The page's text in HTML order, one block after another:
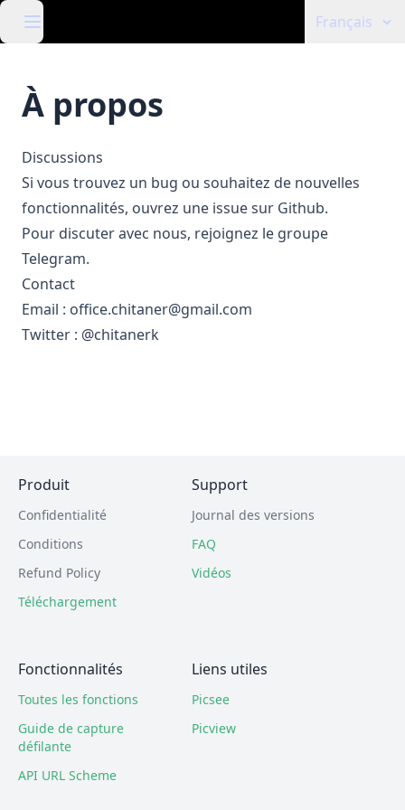
Français
À propos
Discussions
Si vous trouvez un bug ou souhaitez de nouvelles
fonctionnalités, ouvrez une issuesur Github.
Pour discuter avec nous, rejoignez le groupe
Telegram.
Contact
Email : office.chitaner@gmail.com
Twitter : @chitanerk
Produit
Confidentialité
Conditions
Refund Policy
Téléchargement
Support
Journal des versions
FAQ
Vidéos
Fonctionnalités
Toutes les fonctions
Guide de capture
défilante
API URL Scheme
Liens utiles
Picsee
Picview